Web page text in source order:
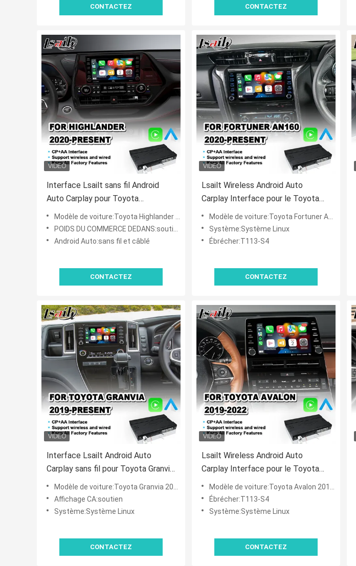
CONTACTEZ CONTACTEZ
Interface Lsailt sans fil Android
Auto Carplay pour Toyota
Highlander 2020-Présent
Modèle de voiture:Toyota Highlander 2020 à aujourd'hui
POIDS DU COMMERCE DEDANS:soutien
Android Auto:sans fil et câblé
CONTACTEZ
Lsailt Wireless Android Auto
Carplay Interface pour le Toyota
Fortuner AN160 de 2020 et actuel
Modèle de voiture:Toyota Fortuner AN160 2020 à aujourd'hui
Système:Système Linux
Ébrécher:T113-S4
CONTACTEZ
Interface Lsailt Android Auto
Carplay sans fil pour Toyota Granvia
2019-Présent
Modèle de voiture:Toyota Granvia 2019 à aujourd'hui
Affichage CA:soutien
Système:Système Linux
CONTACTEZ
Lsailt Wireless Android Auto
Carplay Interface pour le Toyota
Avalon 2019-2022
Modèle de voiture:Toyota Avalon 2019-2022
Ébrécher:T113-S4
Système:Système Linux
CONTACTEZ